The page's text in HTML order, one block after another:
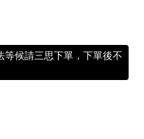
候請三思下單，下單後不